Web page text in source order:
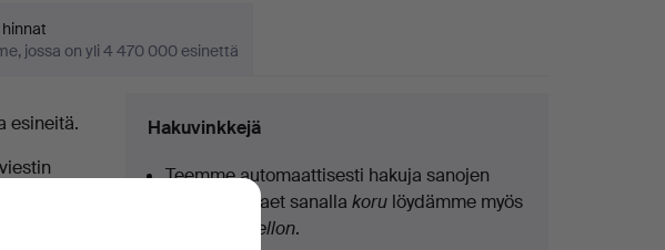
jossa on yli 4 470 000 esinettä
esineitä.
Hakuvinkkejä
Teemme automaattisesti hakuja sanojen
osilla. Jos haet sanallakoru löydämme myös
kellon.